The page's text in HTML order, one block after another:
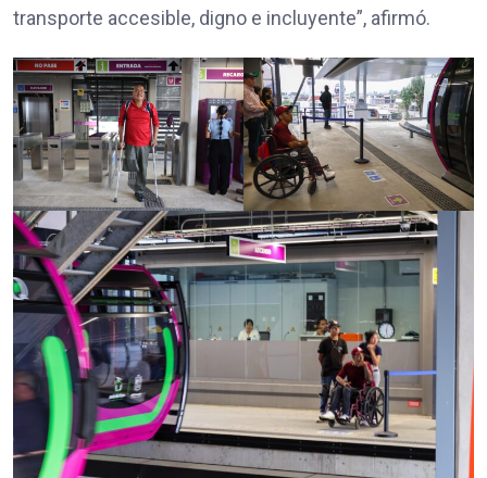
transporte accesible, digno e incluyente”, afirmó.